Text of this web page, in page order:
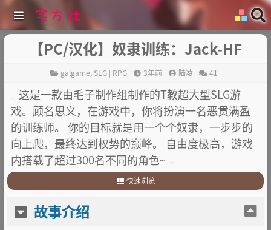
【PC/汉化】奴隶训练：Jack-HF
galgame, SLG | RPG 3年前 陆凌 41
这是一款由毛子制作组制作的T教超大型SLG游
戏。顾名思义，在游戏中，你将扮演一名恶贯满盈
的训练师。 你的目标就是用一个个奴隶，一步步的
向上爬，最终达到权势的巅峰。 自由度极高，游戏
内搭载了超过300名不同的角色~
快速浏览
2.游戏截图
故事介绍